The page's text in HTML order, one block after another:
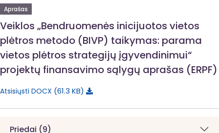
Aprašas
Veiklos „Bendruomenės inicijuotos vietos
plėtros metodo (BIVP) taikymas: parama
vietos plėtros strategijų įgyvendinimui“
projektų finansavimo sąlygų aprašas (ERPF)
Atsisiųsti DOCX 61.3 KB
Priedai (9)